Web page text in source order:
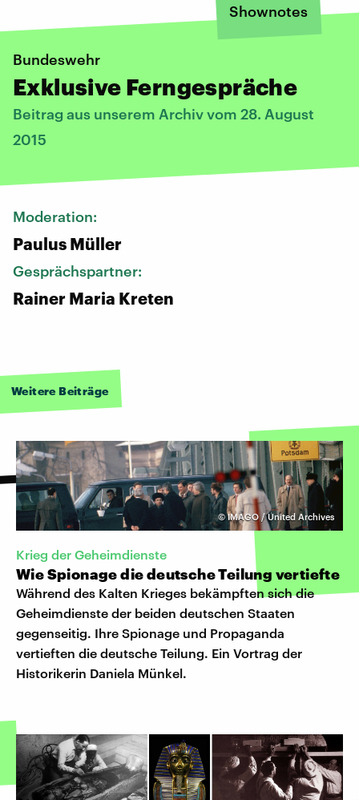
Shownotes
Bundeswehr
Exklusive Ferngespräche
Beitrag aus unserem Archiv vom 28. August
2015
Moderation:
Paulus Müller
Gesprächspartner:
Rainer Maria Kreten
Weitere Beiträge
©IMAGO / United Archives
Krieg der Geheimdienste
Wie Spionage die deutsche Teilung vertiefte
Während des Kalten Krieges bekämpften sich die
Geheimdienste der beiden deutschen Staaten
gegenseitig. Ihre Spionage und Propaganda
vertieften die deutsche Teilung. Ein Vortrag der
Historikerin Daniela Münkel.